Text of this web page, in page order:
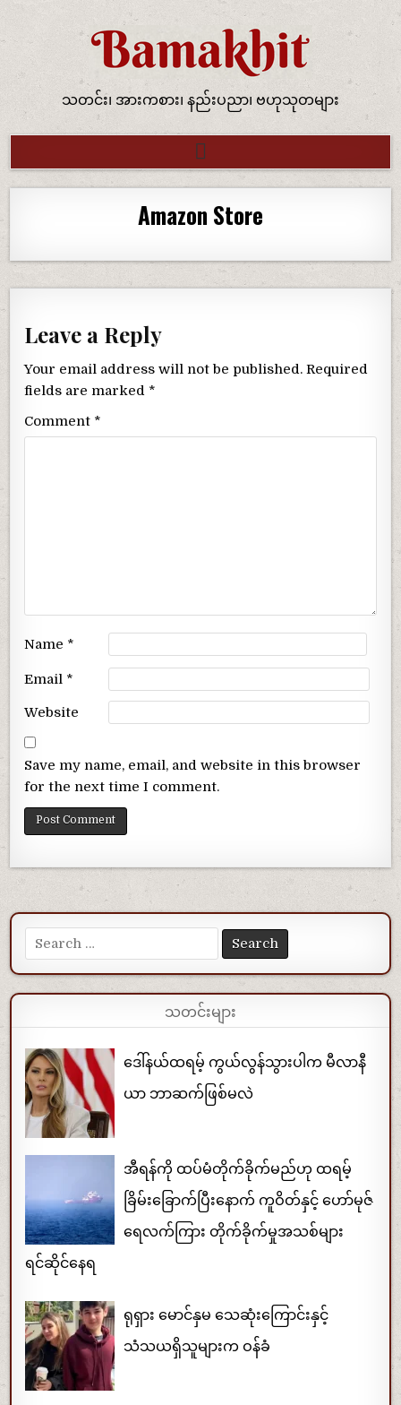
သတင်း၊ အားကစား၊ နည်းပညာ၊ ဗဟုသုတများ
Amazon Store
Leave a Reply
Your email address will not be published. Required
fields are marked *
Comment *
Name *
Email *
Website
Save my name, email, and website in this browser
for the next time I comment.
Search for:
သတင်းများ
ဒေါ်နယ်ထရမ့် ကွယ်လွန်သွားပါက မီလာနီ
ယာ ဘာဆက်ဖြစ်မလဲ
အီရန်ကို ထပ်မံတိုက်ခိုက်မည်ဟု ထရမ့်
ခြိမ်းခြောက်ပြီးနောက် ကူဝိတ်နှင့် ဟော်မုဇ်
ရေလက်ကြား တိုက်ခိုက်မှုအသစ်များ
ရင်ဆိုင်နေရ
ရုရှား မောင်နှမ သေဆုံးကြောင်းနှင့်
သံသယရှိသူများက ဝန်ခံ